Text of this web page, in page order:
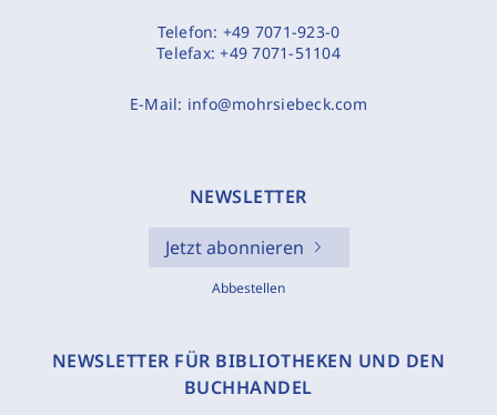
Telefon: +49 7071-923-0
Telefax:+49 7071-51104
E-Mail: info@mohrsiebeck.com
NEWSLETTER
Jetzt abonnieren
Abbestellen
NEWSLETTER FÜR BIBLIOTHEKEN UND DEN
BUCHHANDEL